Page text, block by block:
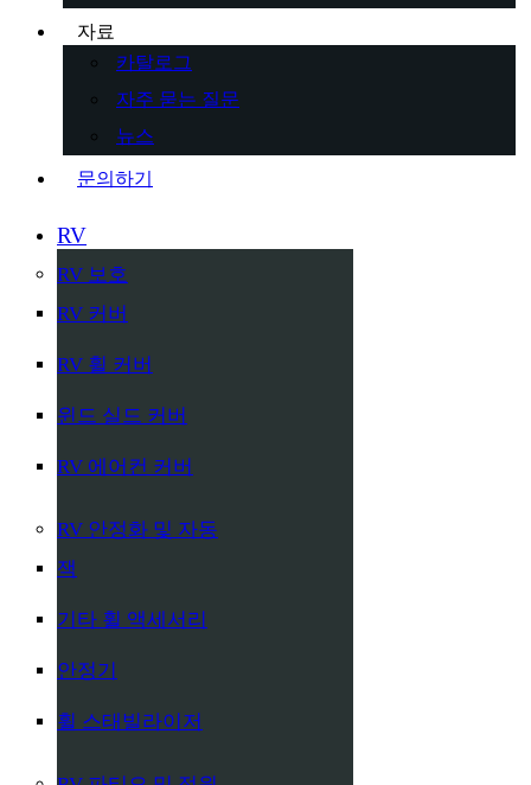
자료
카탈로그
자주 묻는 질문
뉴스
문의하기
RV
RV 보호
RV 커버
RV 휠 커버
윈드 실드 커버
RV 에어컨 커버
RV 안정화 및 자동
잭
기타 휠 액세서리
안정기
휠 스태빌라이저